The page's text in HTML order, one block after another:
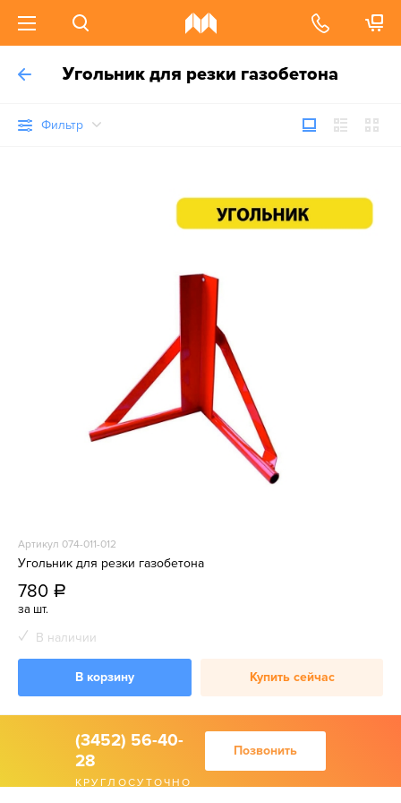
Угольник для резки газобетона
Фильтр
Артикул 074-011-012
Угольник для резки газобетона
780 a
за шт.
В наличии
В корзину Купить сейчас
(3452) 56-40-
28
КРУГЛОСУТОЧНО
Позвонить